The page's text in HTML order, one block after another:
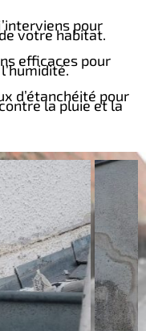
pour
votre habitat.
efficaces pour
d’étanchéité pour
la pluie et la